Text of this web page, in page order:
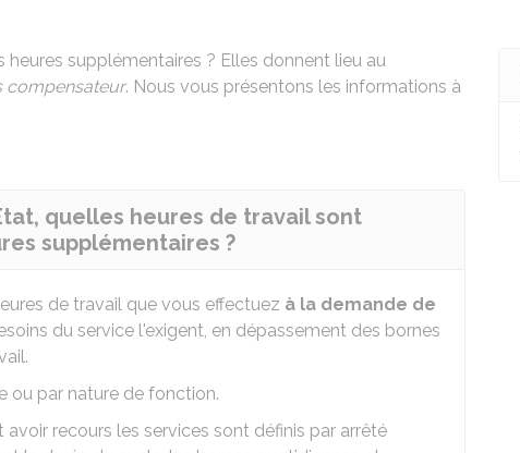
supplémentaires ? Elles donnent lieu au
compensateur. Nous vous présentons les informations à
quelles heures de travail sont
supplémentaires ?
de travail que vous effectuez à la demande de
du service l'exigent, en dépassement des bornes
ou par nature de fonction.
recours les services sont définis par arrêté